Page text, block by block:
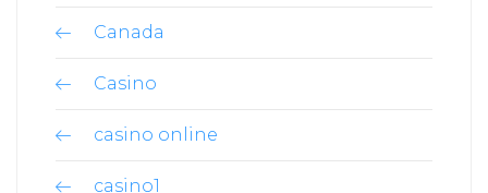
Canada
Casino
casino online
casino1